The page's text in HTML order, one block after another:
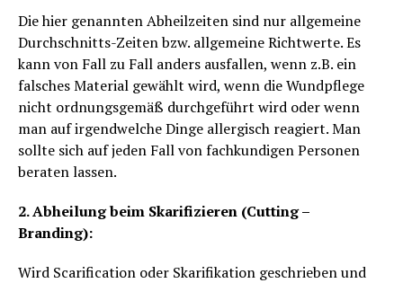
Die hier genannten Abheilzeiten sind nur allgemeine
Durchschnitts-Zeiten bzw. allgemeine Richtwerte. Es
kann von Fall zu Fall anders ausfallen, wenn z.B. ein
falsches Material gewählt wird, wenn die Wundpflege
nicht ordnungsgemäß durchgeführt wird oder wenn
man auf irgendwelche Dinge allergisch reagiert. Man
sollte sich auf jeden Fall von fachkundigen Personen
beraten lassen.
2. Abheilung beim Skarifizieren (Cutting –
Branding):
Wird Scarification oder Skarifikation geschrieben und